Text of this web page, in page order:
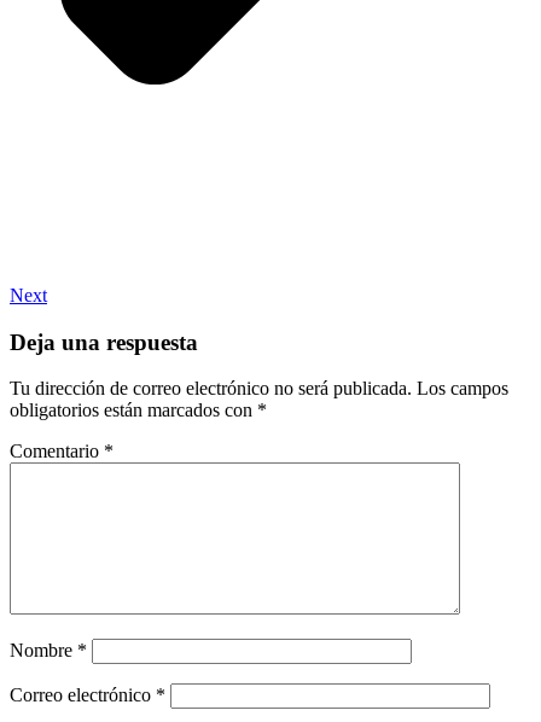
Next
Deja una respuesta
Tu dirección de correo electrónico no será publicada. Los campos
obligatorios están marcados con *
Comentario *
Nombre *
Correo electrónico *